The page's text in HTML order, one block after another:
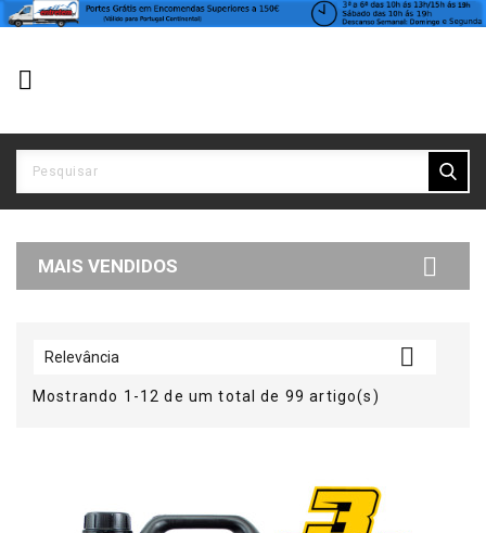

MAIS VENDIDOS 
Relevância 
Mostrando 1-12 de um total de 99 artigo(s)